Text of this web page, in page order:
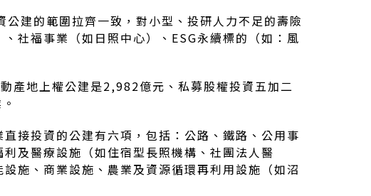
建的範圍拉齊一致，對小型、投研人力不足的壽險
社福事業（如日照中心）、ESG永續標的（如：風
產地上權公建是2,982億元、私募股權投資五加二
接投資的公建有六項，包括：公路、鐵路、公用事
及醫療設施（如住宿型長照機構、社團法人醫
施、商業設施、農業及資源循環再利用設施（如沼